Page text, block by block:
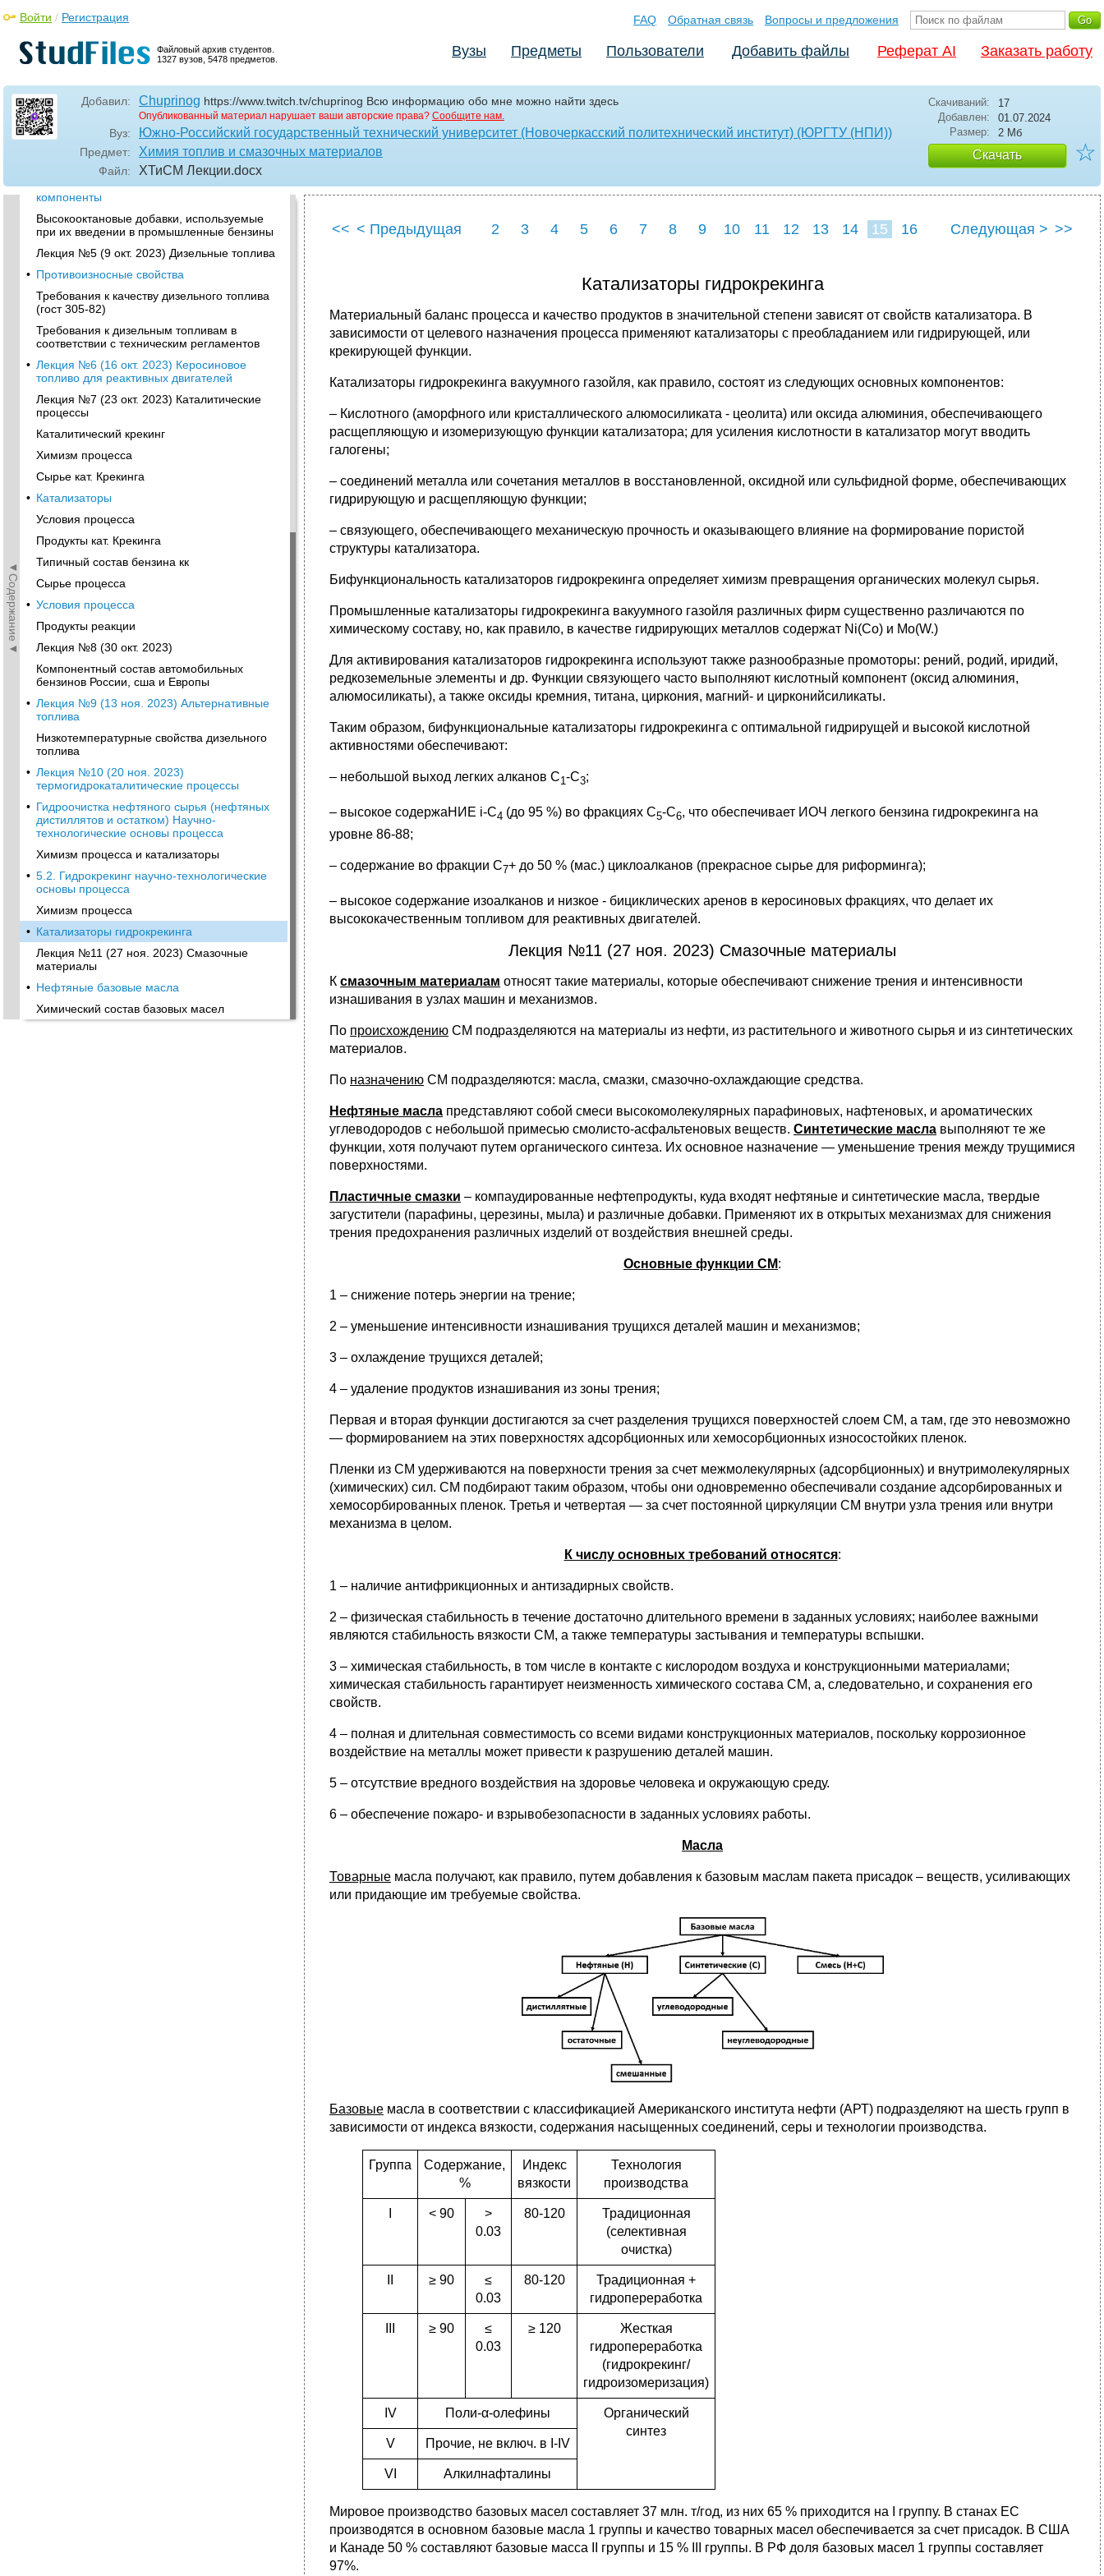
Файловый архив студентов.
1327 вузов, 5478 предметов.
Войти / Регистрация FAQ Обратная связь Вопросы и предложения
Вузы Предметы Пользователи Добавить файлы Реферат AI Заказать работу
Добавил: Chuprinog https://www.twitch.tv/chuprinog Всю информацию обо мне можно найти здесь
Опубликованный материал нарушает ваши авторские права? Сообщите нам.
Вуз: Южно-Российский государственный технический университет (Новочеркасский политехнический институт) (ЮРГТУ (НПИ))
Предмет: Химия топлив и смазочных материалов
Файл: ХТиСМ Лекции.docx
Скачиваний:
17
Добавлен:
01.07.2024
Размер:
2 Мб
Скачать ☆
◄Содержание◄
и компоненты к топливам
производству товарного автобензина, млн т/
год
Классификация присадок, добавок и
компонентов
Металлсодержащие антидетонаторы
Марганецсодержащие присадки
Аминосодержащие добавки
• Оксигенаты – высокооктановые добавки и
компоненты
Высокооктановые добавки, используемые
при их введении в промышленные бензины
Лекция №5 (9 окт. 2023) Дизельные топлива
• Противоизносные свойства
Требования к качеству дизельного топлива
(гост 305-82)
Требования к дизельным топливам в
соответствии с техническим регламентов
• Лекция №6 (16 окт. 2023) Керосиновое
топливо для реактивных двигателей
Лекция №7 (23 окт. 2023) Каталитические
процессы
Каталитический крекинг
Химизм процесса
Сырье кат. Крекинга
• Катализаторы
Условия процесса
Продукты кат. Крекинга
Типичный состав бензина кк
Сырье процесса
• Условия процесса
Продукты реакции
Лекция №8 (30 окт. 2023)
Компонентный состав автомобильных
бензинов России, сша и Европы
• Лекция №9 (13 ноя. 2023) Альтернативные
топлива
Низкотемпературные свойства дизельного
топлива
• Лекция №10 (20 ноя. 2023)
термогидрокаталитические процессы
• Гидроочистка нефтяного сырья (нефтяных
дистиллятов и остатком) Научно-
технологические основы процесса
Химизм процесса и катализаторы
• 5.2. Гидрокрекинг научно-технологические
основы процесса
Химизм процесса
• Катализаторы гидрокрекинга
Лекция №11 (27 ноя. 2023) Смазочные
материалы
• Нефтяные базовые масла
Химический состав базовых масел
<< < Предыдущая 2 3 4 5 6 7 8 9 10 11 12 13 14 15 16 Следующая > >>
Катализаторы гидрокрекинга
Материальный баланс процесса и качество продуктов в значительной степени зависят от свойств катализатора. В
зависимости от целевого назначения процесса применяют катализаторы с преобладанием или гидрирующей, или
крекирующей функции.
Катализаторы гидрокрекинга вакуумного газойля, как правило, состоят из следующих основных компонентов:
– Кислотного (аморфного или кристаллического алюмосиликата - цеолита) или оксида алюминия, обеспечивающего
расщепляющую и изомеризующую функции катализатора; для усиления кислотности в катализатор могут вводить
галогены;
– соединений металла или сочетания металлов в восстановленной, оксидной или сульфидной форме, обеспечивающих
гидрирующую и расщепляющую функции;
– связующего, обеспечивающего механическую прочность и оказывающего влияние на формирование пористой
структуры катализатора.
Бифункциональность катализаторов гидрокрекинга определяет химизм превращения органических молекул сырья.
Промышленные катализаторы гидрокрекинга вакуумного газойля различных фирм существенно различаются по
химическому составу, но, как правило, в качестве гидрирующих металлов содержат Ni(Co) и Mo(W.)
Для активирования катализаторов гидрокрекинга используют также разнообразные промоторы: рений, родий, иридий,
редкоземельные элементы и др. Функции связующего часто выполняют кислотный компонент (оксид алюминия,
алюмосиликаты), а также оксиды кремния, титана, циркония, магний- и цирконийсиликаты.
Таким образом, бифункциональные катализаторы гидрокрекинга с оптимальной гидрирущей и высокой кислотной
активностями обеспечивают:
– небольшой выход легких алканов C1 -C3;
– высокое содержаНИЕ i-С4 (до 95 %) во фракциях C5-C6, что обеспечивает ИОЧ легкого бензина гидрокрекинга на
уровне 86-88;
– содержание во фракции C7+ до 50 % (мас.) циклоалканов (прекрасное сырье для риформинга);
– высокое содержание изоалканов и низкое - бициклических аренов в керосиновых фракциях, что делает их
высококачественным топливом для реактивных двигателей.
Лекция №11 (27 ноя. 2023) Смазочные материалы
К смазочным материалам относят такие материалы, которые обеспечивают снижение трения и интенсивности
изнашивания в узлах машин и механизмов.
По происхождению СМ подразделяются на материалы из нефти, из растительного и животного сырья и из синтетических
материалов.
По назначению СМ подразделяются: масла, смазки, смазочно-охлаждающие средства.
Нефтяные масла представляют собой смеси высокомолекулярных парафиновых, нафтеновых, и ароматических
углеводородов с небольшой примесью смолисто-асфальтеновых веществ. Синтетические масла выполняют те же
функции, хотя получают путем органического синтеза. Их основное назначение — уменьшение трения между трущимися
поверхностями.
Пластичные смазки – компаудированные нефтепродукты, куда входят нефтяные и синтетические масла, твердые
загустители (парафины, церезины, мыла) и различные добавки. Применяют их в открытых механизмах для снижения
трения предохранения различных изделий от воздействия внешней среды.
Основные функции СМ:
1 – снижение потерь энергии на трение;
2 – уменьшение интенсивности изнашивания трущихся деталей машин и механизмов;
3 – охлаждение трущихся деталей;
4 – удаление продуктов изнашивания из зоны трения;
Первая и вторая функции достигаются за счет разделения трущихся поверхностей слоем СМ, а там, где это невозможно
— формированием на этих поверхностях адсорбционных или хемосорбционных износостойких пленок.
Пленки из СМ удерживаются на поверхности трения за счет межмолекулярных (адсорбционных) и внутримолекулярных
(химических) сил. СМ подбирают таким образом, чтобы они одновременно обеспечивали создание адсорбированных и
хемосорбированных пленок. Третья и четвертая — за счет постоянной циркуляции СМ внутри узла трения или внутри
механизма в целом.
К числу основных требований относятся:
1 – наличие антифрикционных и антизадирных свойств.
2 – физическая стабильность в течение достаточно длительного времени в заданных условиях; наиболее важными
являются стабильность вязкости СМ, а также температуры застывания и температуры вспышки.
3 – химическая стабильность, в том числе в контакте с кислородом воздуха и конструкционными материалами;
химическая стабильность гарантирует неизменность химического состава СМ, а, следовательно, и сохранения его
свойств.
4 – полная и длительная совместимость со всеми видами конструкционных материалов, поскольку коррозионное
воздействие на металлы может привести к разрушению деталей машин.
5 – отсутствие вредного воздействия на здоровье человека и окружающую среду.
6 – обеспечение пожаро- и взрывобезопасности в заданных условиях работы.
Масла
Товарные масла получают, как правило, путем добавления к базовым маслам пакета присадок – веществ, усиливающих
или придающие им требуемые свойства.
Базовые масла в соответствии с классификацией Американского института нефти (АРТ) подразделяют на шесть групп в
зависимости от индекса вязкости, содержания насыщенных соединений, серы и технологии производства.
Группа
Содержание,
%
Индекс
вязкости
Технология
производства
< 90
>
0.03
80-120
Традиционная
(селективная
очистка)
≥ 90
≤
0.03
80-120
Традиционная +
гидропереработка
≥ 90
≤
0.03
≥ 120
Жесткая
гидропереработка
(гидрокрекинг/
гидроизомеризация)
IV Поли-α-олефины
Органический
синтез
V
Прочие, не включ. в I-IV
VI Алкилнафталины
Мировое производство базовых масел составляет 37 млн. т/год, из них 65 % приходится на I группу. В станах ЕС
производятся в основном базовые масла 1 группы и качество товарных масел обеспечивается за счет присадок. В США
и Канаде 50 % составляют базовые масса II группы и 15 % III группы. В РФ доля базовых масел 1 группы составляет
97%.